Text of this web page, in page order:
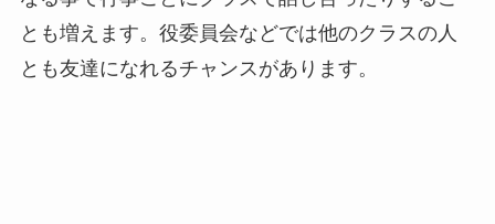
とも増えます。役委員会などでは他のクラスの人
とも友達になれるチャンスがあります。